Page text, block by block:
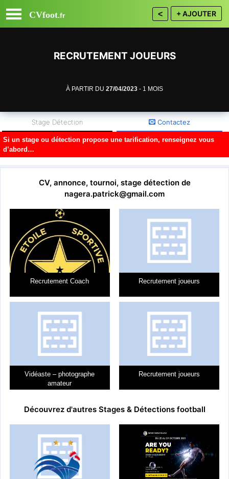
CVfoot.fr + AJOUTER
<
RECRUTEMENT JOUEURS
À PARTIR DU 27/04/2023 - 1 MOIS
Stage Détection Contactez
Si un stage ou détection propose une tarification, renseignez vous
d’abord…
Département : 94 - Val de Marne
125 Av. de Villeneuve Saint-Georges, 94600 Choisy-
le-Roi
Categorie(s) : U17, U18, Seniors, Feminines
Dans le cadre de notre ambition, nous recrutons des joueurs et
joueurs pour nos catégories.
Féminines
Futsal
Inscrivez vous gratuitement ouconnectez vous
pour CONTACTER.
CV, annonce, tournoi, stage détection de
nagera.patrick@gmail.com
Recrutement Coach Recrutement joueurs
Vidéaste – photographe
amateur
Recrutement joueurs
Découvrez d'autres Stages & Détections football